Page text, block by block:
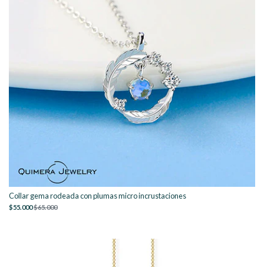
Collar gema rodeada con plumas micro incrustaciones
$55.000$65.000